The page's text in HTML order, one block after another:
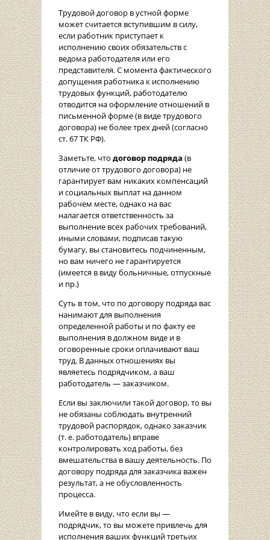
Трудовой договор в устной форме
может считается вступившим в силу,
если работник приступает к
исполнению своих обязательств с
ведома работодателя или его
представителя. С момента фактического
допущения работника к исполнению
трудовых функций, работодателю
отводится на оформление отношений в
письменной форме (в виде трудового
договора) не более трех дней (согласно
ст. 67 ТК РФ).
Заметьте, что договор подряда (в
отличие от трудового договора) не
гарантирует вам никаких компенсаций
и социальных выплат на данном
рабочем месте, однако на вас
налагается ответственность за
выполнение всех рабочих требований,
иными словами, подписав такую
бумагу, вы становитесь подчиненным,
но вам ничего не гарантируется
(имеется в виду больничные, отпускные
и пр.)
Суть в том, что по договору подряда вас
нанимают для выполнения
определенной работы и по факту ее
выполнения в должном виде и в
оговоренные сроки оплачивают ваш
труд. В данных отношениях вы
являетесь подрядчиком, а ваш
работодатель — заказчиком.
Если вы заключили такой договор, то вы
не обязаны соблюдать внутренний
трудовой распорядок, однако заказчик
(т. е. работодатель) вправе
контролировать ход работы, без
вмешательства в вашу деятельность. По
договору подряда для заказчика важен
результат, а не обусловленность
процесса.
Имейте в виду, что если вы —
подрядчик, то вы можете привлечь для
исполнения ваших функций третьих